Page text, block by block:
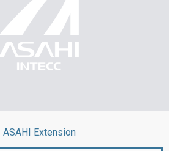
ASAHI Extension